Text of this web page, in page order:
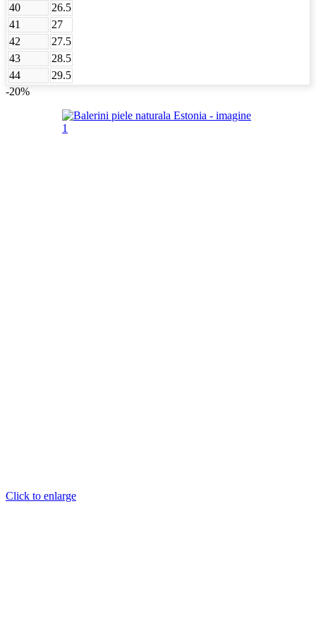
40
26.5
41
27
42
27.5
43
28.5
44
29.5
-20%
Click to enlarge